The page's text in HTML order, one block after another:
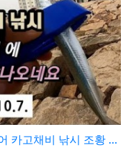
고채비 낚시 조황 정보